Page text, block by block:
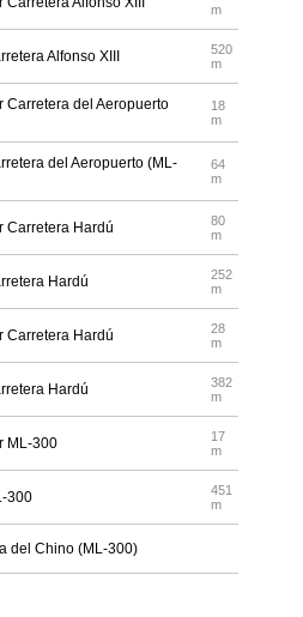
m
Alfonso XIII
520
m
Carretera del Aeropuerto
18
m
del Aeropuerto (ML-
64
m
Carretera Hardú
80
m
Hardú
252
m
Carretera Hardú
28
m
Hardú
382
m
ML-300
17
m
300
451
m
del Chino (ML-300)